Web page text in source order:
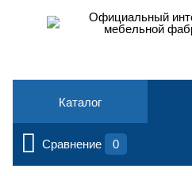
Официальный
мебельной
Каталог
Сравнение 0